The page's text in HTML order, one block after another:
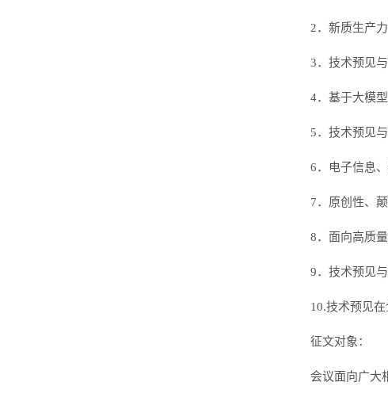
2．新质生产
3．技术预见
4．基于大模
5．技术预见
6．电子信息
7．原创性、
8．面向高质
9．技术预见
10.技术预见
征文对象：
会议面向广大